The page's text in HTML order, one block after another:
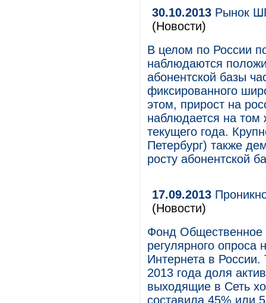
30.10.2013 Рынок
(Новости)
В целом по России
наблюдаются
абонентской базы
фиксированного
этом, прирост на
наблюдается на том
текущего года.
Петербург) также
росту абонентской
17.09.2013
(Новости)
Фонд Общественное
регулярного опроса
Интернета в
2013 года доля
выходящие в Сеть
составила 45% или